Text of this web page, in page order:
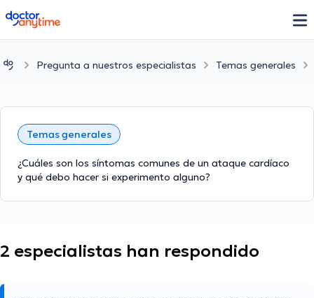
doctoranytime
Pregunta a nuestros especialistas Temas generales
Temas generales
¿Cuáles son los síntomas comunes de un ataque cardíaco
y qué debo hacer si experimento alguno?
2 especialistas han respondido